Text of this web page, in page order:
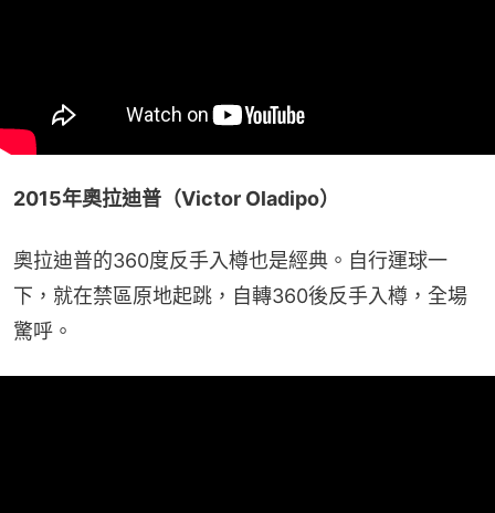
2015年奧拉迪普（Victor Oladipo）
奧拉迪普的360度反手入樽也是經典。自行運球一
下，就在禁區原地起跳，自轉360後反手入樽，全場
驚呼。